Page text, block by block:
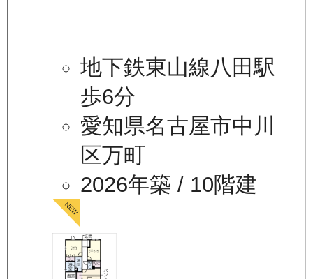
地下鉄東山線八田駅
歩6分
愛知県名古屋市中川
区万町
2026年築 / 10階建